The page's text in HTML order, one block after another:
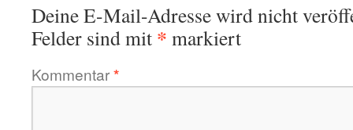
Deine E-Mail-Adresse wird nicht
Felder sind mit * markiert
Kommentar*